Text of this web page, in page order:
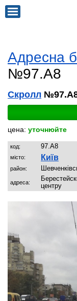
Адресна
№97.A8
Скролл
цена: уточнюйте
код: 97.A8
місто: Київ
район:
адреса:
центру